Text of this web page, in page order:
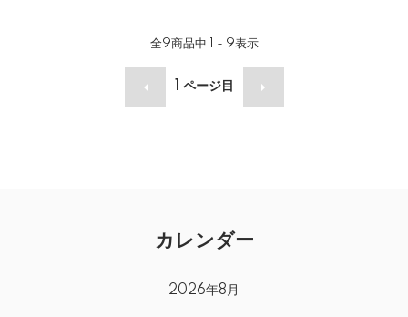
全9商品中 1 - 9表示
ページ目
カレンダー
2026年8月